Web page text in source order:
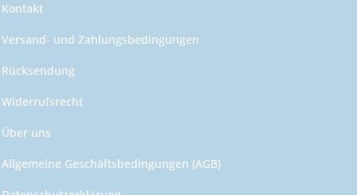
Kontakt
Versand- und Zahlungsbedingungen
Rücksendung
Widerrufsrecht
Über uns
Allgemeine Geschäftsbedingungen (AGB)